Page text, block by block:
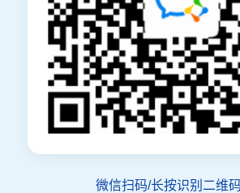
微信扫码/长按识别二维